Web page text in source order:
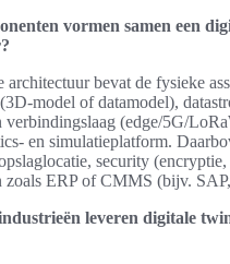
vormen samen een
architectuur bevat de fysieke
model of datamodel),
verbindingslaag (edge/5G/
en simulatieplatform.
security
zoals ERP of CMMS (bijv.
leveren digitale